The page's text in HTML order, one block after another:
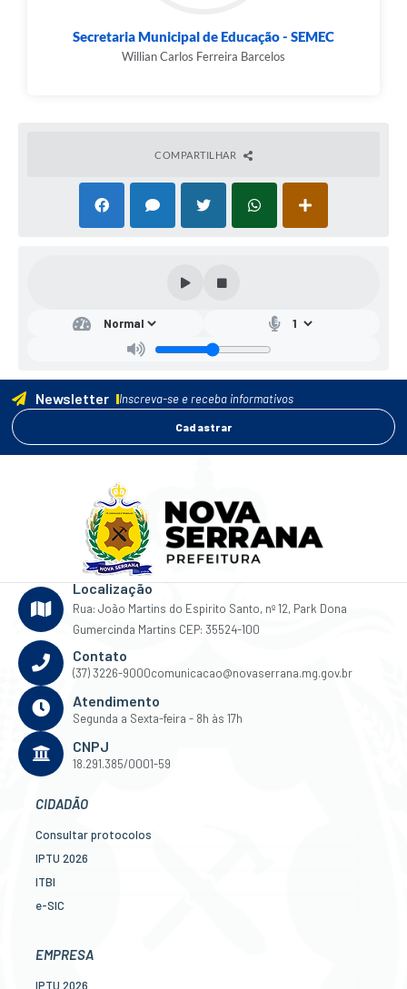
Secretaria Municipal de Educação - SEMEC
Willian Carlos Ferreira Barcelos
COMPARTILHAR
Newsletter Inscreva-se e receba informativos
Cadastrar
Localização
Rua: João Martins do Espirito Santo, nº 12, Park Dona
Gumercinda Martins CEP: 35524-100
Contato
(37) 3226-9000comunicacao@novaserrana.mg.gov.br
Atendimento
Segunda a Sexta-feira - 8h às 17h
CNPJ
18.291.385/0001-59
CIDADÃO
Consultar protocolos
IPTU 2026
ITBI
e-SIC
Legislação
EMPRESA
IPTU 2026